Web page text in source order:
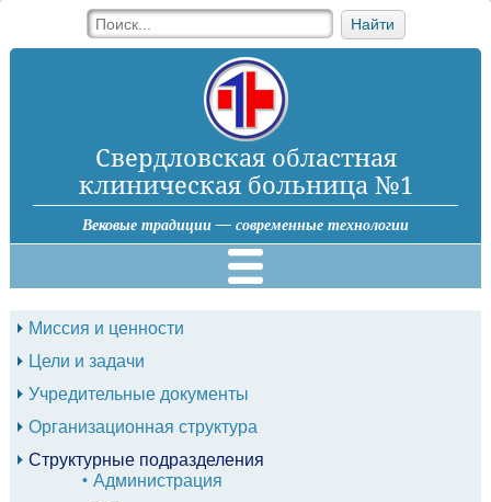
Найти
Свердловская областная
клиническая больница №1
Вековые традиции — современные технологии
Миссия и ценности
Цели и задачи
Учредительные документы
Организационная структура
Структурные подразделения
Администрация